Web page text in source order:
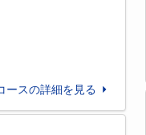
るのか」を言葉で
ていきます。
をたどると、1次
見られます。
ースの詳細を見る